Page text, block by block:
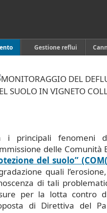
Gestione reflui
i principali fenomeni
delle Comunità
del suolo”
quali
di tali
per la lotta contro
di Direttiva del